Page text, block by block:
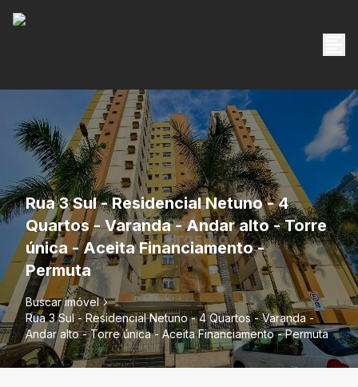
Rua 3 Sul - Residencial Netuno - 4
Quartos - Varanda - Andar alto - Torre
única - Aceita Financiamento -
Permuta
Buscar imóvel
Rua 3 Sul - Residencial Netuno - 4 Quartos - Varanda -
Andar alto - Torre única - Aceita Financiamento - Permuta